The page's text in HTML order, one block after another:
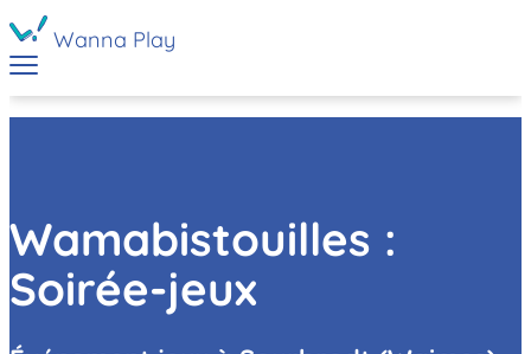
Wanna Play
Wamabistouilles :
Soirée-jeux